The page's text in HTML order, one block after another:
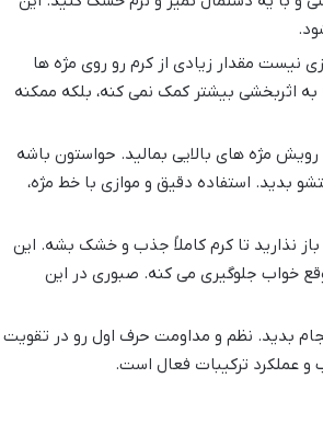
نیست مقدار زیادی از کرم رو روی مژه ها
به اثربخشی بیشتر کمک نمی کنه، بلکه ممکنه
مژه های بالایی بمالید. حواستون باشه
بدید. استفاده دقیق و موازی با خط مژه،
نذارید تا کرم کاملاً جذب و خشک بشه. این
خواب جلوگیری می کنه. صبوری در این
بدید. نظم و مداومت حرف اول رو در تقویت
و عملکرد ترکیبات فعال است.